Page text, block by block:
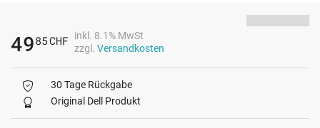
4985CHF
inkl. 8.1% MwSt
zzgl. Versandkosten
30 Tage Rückgabe
Original Dell Produkt